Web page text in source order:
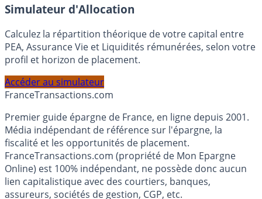
En savoir plus
Simulateur d'Allocation
Calculez la répartition théorique de votre capital entre
profil et horizon de placement.
FranceTransactions.com
Premier guide épargne de France, en ligne depuis 2001.
Média indépendant de référence sur l'épargne, la
fiscalité et les opportunités de placement.
FranceTransactions.com (propriété de Mon Epargne
Online) est 100% indépendant, ne possède donc aucun